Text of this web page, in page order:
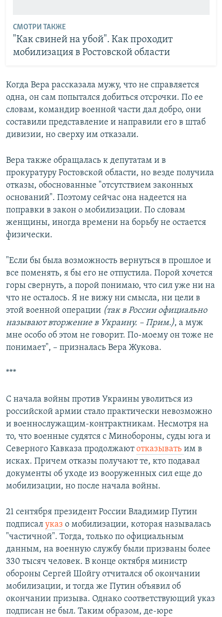
СМОТРИ ТАКЖЕ
"Как свиней на убой". Как проходит
мобилизация в Ростовской области
Когда Вера рассказала мужу, что не справляется
одна, он сам попытался добиться отсрочки. По ее
словам, командир военной части дал добро, они
составили представление и направили его в штаб
дивизии, но сверху им отказали.
Вера также обращалась к депутатам и в
прокуратуру Ростовской области, но везде получила
отказы, обоснованные "отсутствием законных
оснований". Поэтому сейчас она надеется на
поправки в закон о мобилизации. По словам
женщины, иногда времени на борьбу не остается
физически.
"Если бы была возможность вернуться в прошлое и
все поменять, я бы его не отпустила. Порой хочется
горы свернуть, а порой понимаю, что сил уже ни на
что не осталось. Я не вижу ни смысла, ни цели в
этой военной операции (так в России официально
называют вторжение в Украину. – Прим.), а муж
мне особо об этом не говорит. По-моему он тоже не
понимает", – призналась Вера Жукова.
***
С начала войны против Украины уволиться из
российской армии стало практически невозможно
и военнослужащим-контрактникам. Несмотря на
то, что военные судятся с Минобороны, суды юга и
Северного Кавказа продолжаютотказывать им в
исках. Причем отказы получают те, кто подавал
документы об уходе из вооруженных сил еще до
мобилизации, но после начала войны.
21 сентября президент России Владимир Путин
подписал указ о мобилизации, которая называлась
"частичной". Тогда, только по официальным
данным, на военную службу были призваны более
330 тысяч человек. В конце октября министр
обороны Сергей Шойгу отчитался об окончании
мобилизации, и тогда же Путин объявил об
окончании призыва. Однако соответствующий указ
подписан не был. Таким образом, де-юре